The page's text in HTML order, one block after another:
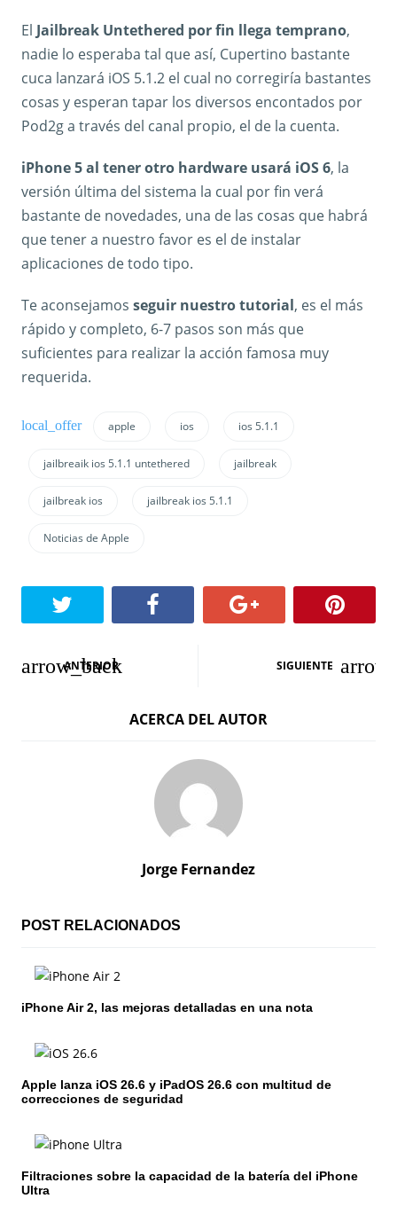
El Jailbreak Untethered por fin llega temprano,
nadie lo esperaba tal que así, Cupertino bastante
cuca lanzará iOS 5.1.2 el cual no corregiría bastantes
cosas y esperan tapar los diversos encontados por
Pod2g a través del canal propio, el de la cuenta.
iPhone 5 al tener otro hardware usará iOS 6, la
versión última del sistema la cual por fin verá
bastante de novedades, una de las cosas que habrá
que tener a nuestro favor es el de instalar
aplicaciones de todo tipo.
Te aconsejamos seguir nuestro tutorial, es el más
rápido y completo, 6-7 pasos son más que
suficientes para realizar la acción famosa muy
requerida.
apple ios ios 5.1.1
jailbreaik ios 5.1.1 untethered jailbreak
jailbreak ios jailbreak ios 5.1.1
Noticias de Apple
N
ó
n
d
e
n
r
a
ANTERIOR SIGUIENTE
ACERCA DEL AUTOR
Jorge Fernandez
POST RELACIONADOS
iPhone Air 2, las mejoras detalladas en una nota
Apple lanza iOS 26.6 y iPadOS 26.6 con multitud de
correcciones de seguridad
Filtraciones sobre la capacidad de la batería del iPhone
Ultra